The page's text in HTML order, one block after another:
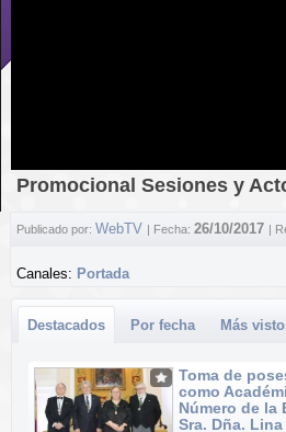
Promocional Sesiones y
Publicado por: WebTV | Fecha: 26/10/2017 |
Canales: Portada
Destacados Por fecha Más
Toma de
como
Número de la
Sra. Dña. Lina